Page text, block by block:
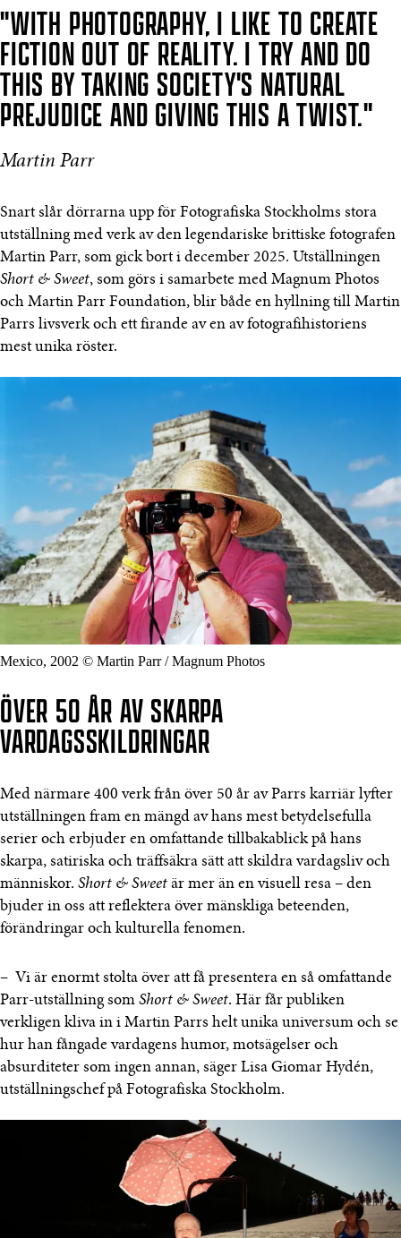
"WITH PHOTOGRAPHY, I LIKE TO CREATE
FICTION OUT OF REALITY. I TRY AND DO
THIS BY TAKING SOCIETY'S NATURAL
PREJUDICE AND GIVING THIS A TWIST."
Martin Parr
Snart slår dörrarna upp för Fotografiska Stockholms stora
utställning med verk av den legendariske brittiske fotografen
Martin Parr, som gick bort i december 2025. Utställningen
Short & Sweet, som görs i samarbete med Magnum Photos
och Martin Parr Foundation, blir både en hyllning till Martin
Parrs livsverk och ett firande av en av fotografihistoriens
mest unika röster.
Mexico, 2002 © Martin Parr / Magnum Photos
ÖVER 50 ÅR AV SKARPA
VARDAGSSKILDRINGAR
Med närmare 400 verk från över 50 år av Parrs karriär lyfter
utställningen fram en mängd av hans mest betydelsefulla
serier och erbjuder en omfattande tillbakablick på hans
skarpa, satiriska och träffsäkra sätt att skildra vardagsliv och
människor. Short & Sweet är mer än en visuell resa – den
bjuder in oss att reflektera över mänskliga beteenden,
förändringar och kulturella fenomen.
– Vi är enormt stolta över att få presentera en så omfattande
Parr-utställning som Short & Sweet. Här får publiken
verkligen kliva in i Martin Parrs helt unika universum och se
hur han fångade vardagens humor, motsägelser och
absurditeter som ingen annan, säger Lisa Giomar Hydén,
utställningschef på Fotografiska Stockholm.